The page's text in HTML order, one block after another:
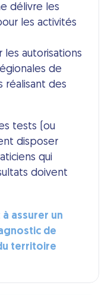
délivre les
les activités
les autorisations
de
réalisant des
tests (ou
disposer
qui
doivent
assurer un
de
territoire